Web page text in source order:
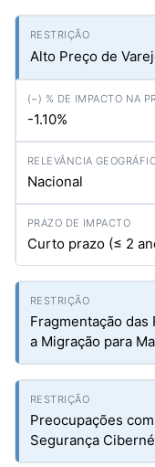
Alto Preço de
-1.10%
Nacional
Curto prazo (≤ 2
Fragmentação
a Migração para
Preocupações
Segurança